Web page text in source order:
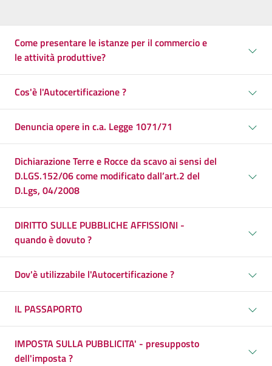
Come presentare le istanze per il commercio e
le attività produttive?
Cos'è l'Autocertificazione ?
Denuncia opere in c.a. Legge 1071/71
Dichiarazione Terre e Rocce da scavo ai sensi del
D.LGS.152/06 come modificato dall’art.2 del
D.Lgs, 04/2008
DIRITTO SULLE PUBBLICHE AFFISSIONI -
quando è dovuto ?
Dov'è utilizzabile l'Autocertificazione ?
IL PASSAPORTO
IMPOSTA SULLA PUBBLICITA' - presupposto
dell'imposta ?